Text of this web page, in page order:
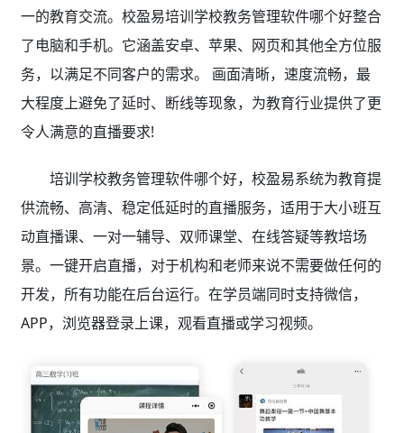
一的教育交流。校盈易培训学校教务管理软件哪个好整合
了电脑和手机。它涵盖安卓、苹果、网页和其他全方位服
务，以满足不同客户的需求。 画面清晰，速度流畅，最
大程度上避免了延时、断线等现象，为教育行业提供了更
令人满意的直播要求!
培训学校教务管理软件哪个好，校盈易系统为教育提
供流畅、高清、稳定低延时的直播服务，适用于大小班互
动直播课、一对一辅导、双师课堂、在线答疑等教培场
景。一键开启直播，对于机构和老师来说不需要做任何的
开发，所有功能在后台运行。在学员端同时支持微信，
APP，浏览器登录上课，观看直播或学习视频。